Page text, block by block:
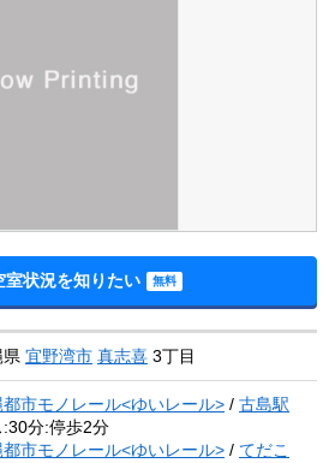
室状況を知りたい
宜野湾市 真志喜 3丁目
都市モノレール<ゆいレール> / 古島駅
:30分:停歩2分
都市モノレール<ゆいレール> / てだこ